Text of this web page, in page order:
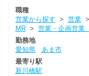
職種
営業から探す > 営業>
MR> 営業・企画営業
勤務地
愛知県
あま市
最寄り駅
新川橋駅